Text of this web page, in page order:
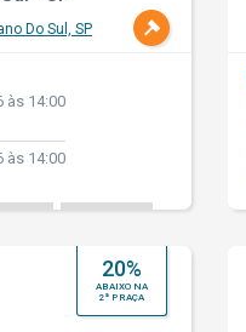
Do Sul, SP
às 14:00
às 14:00
20%
ABAIXO NA
2ª PRAÇA